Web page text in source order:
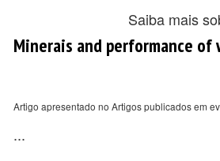
Saiba mais
Minerais and performance of
Artigo apresentado no Artigos publicados em
...